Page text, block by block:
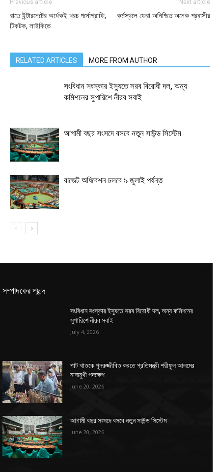
Previous article
রাতে ইন্টারনেটের অর্ধেকই খরচ পর্নোগ্রাফি,
টিকটক, লাইকিতে
Next article
কর্মস্থলে ফেরা অনিশ্চিত অনেক প্রবাসীর
RELATED ARTICLES MORE FROM AUTHOR
সংবিধান সংস্কার ইস্যুতে সরব বিরোধী দল, অন্য
কমিশনের সুপারিশে নীরব সবাই
আগামী বছর সংসদে বসবে নতুন সাউন্ড সিস্টেম
বাজেট অধিবেশন চলবে ৯ জুলাই পর্যন্ত
সম্পাদকের পছন্দ
সংবিধান সংস্কার ইস্যুতে সরব বিরোধী দল, অন্য কমিশনের
সুপারিশে নীরব সবাই
July 4, 2026
পাট খাতকে পুনরুজ্জীবিত করতে প্রতিমন্ত্রী শরীফুল আলমের
নানামুখী পদক্ষেপ
June 20, 2026
আগামী বছর সংসদে বসবে নতুন সাউন্ড সিস্টেম
June 20, 2026